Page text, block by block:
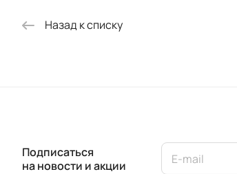
Назад к списку
Подписаться
на новости и акции